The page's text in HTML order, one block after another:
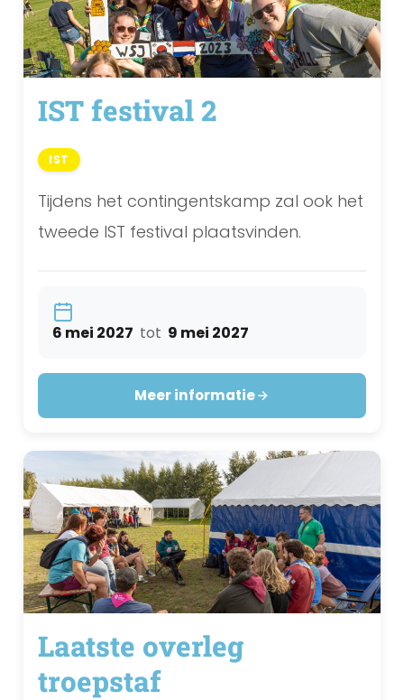
IST festival 2
IST
Tijdens het contingentskamp zal ook het
tweede IST festival plaatsvinden.
6 mei 2027 tot 9 mei 2027
Meer informatie
Laatste overleg
troepstaf